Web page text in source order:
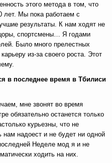
этого метода в том, что
лет. Мы пока работаем с
результаты. К нам ходят не
спортсмены… Я годами
Было много прелестных
из-за своего роста. Этот
в последнее время в Тбилиси
мне звонят во время
обязательно останется только
курьезны, что не
надоест и не будет ни одной
Неделе мод я и не
ходить на них.